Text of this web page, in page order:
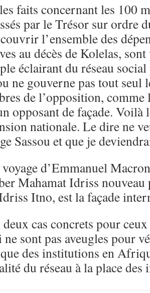
faits concernant les 100
par le Trésor sur ordre
l’ensemble des
au décès de Kolelas,
éclairant du réseau
ne gouverne pas tout seul
de l’opposition, comme
opposant de façade. Voilà
nationale. Le dire ne
Sassou et que je
d’Emmanuel
Mahamat Idriss
Itno, est la façade
cas concrets pour
ne sont pas aveugles pour
des institutions en
du réseau à la place des